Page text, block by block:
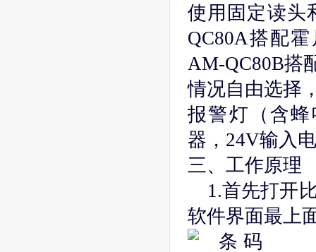
使用固定读头
QC80A搭配
AM-QC80B搭
情况自由选择
报警灯（含
器，24V输入
三、工作原理
1.首先打开
软件界面最上